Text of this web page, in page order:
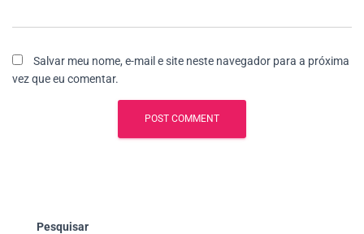
Salvar meu nome, e-mail e site neste navegador para a próxima
vez que eu comentar.
Pesquisar